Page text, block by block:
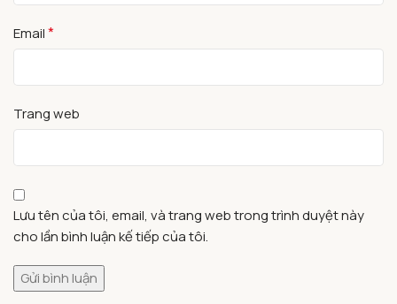
Email*
Trang web
Lưu tên của tôi, email, và trang web trong trình duyệt này
cho lần bình luận kế tiếp của tôi.